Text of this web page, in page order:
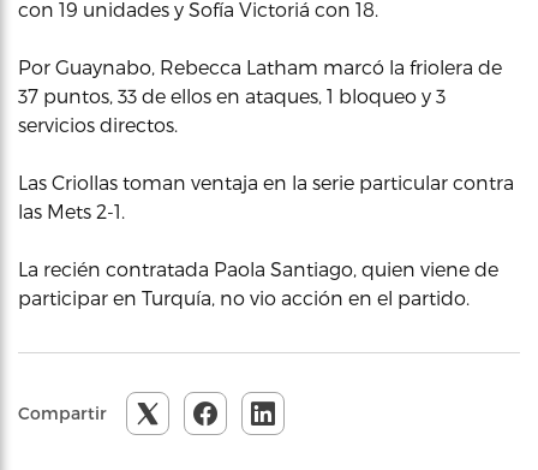
con 19 unidades y Sofía Victoriá con 18.
Por Guaynabo, Rebecca Latham marcó la friolera de
37 puntos, 33 de ellos en ataques, 1 bloqueo y 3
servicios directos.
Las Criollas toman ventaja en la serie particular contra
las Mets 2-1.
La recién contratada Paola Santiago, quien viene de
participar en Turquía, no vio acción en el partido.
Compartir